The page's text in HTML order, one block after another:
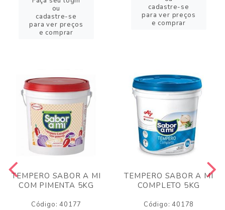
ou
cadastre-se
para ver preços
e comprar
cadastre-se
para ver preços
e comprar
TEMPERO SABOR A MI
COM PIMENTA 5KG
Código: 40177
TEMPERO SABOR A MI
COMPLETO 5KG
Código: 40178